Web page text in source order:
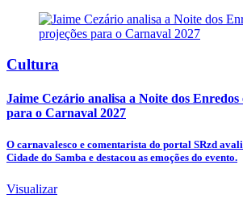
Cultura
Jaime Cezário analisa a Noite dos Enredos
para o Carnaval 2027
O carnavalesco e comentarista do portal SRzd
Cidade do Samba e destacou as emoções do evento.
Visualizar